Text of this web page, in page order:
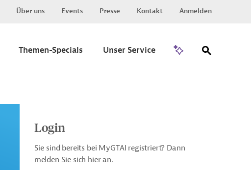
Über uns Events Presse Kontakt Anmelden
Themen-Specials Unser Service
Login
Sie sind bereits bei MyGTAI registriert? Dann
melden Sie sich hier an.